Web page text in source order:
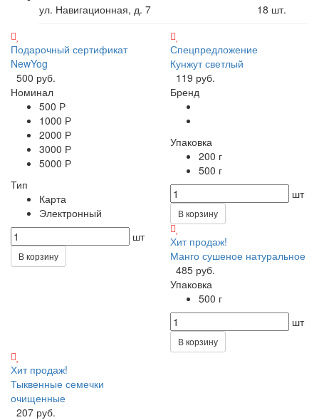
ул. Навигационная, д. 7 18 шт.
Подарочный сертификат
NewYog
500 руб.
Номинал
500 Р
1000 Р
2000 Р
3000 Р
5000 Р
Тип
Карта
Электронный
шт
В корзину
Спецпредложение
Кунжут светлый
119 руб.
Бренд
Упаковка
200 г
500 г
шт
В корзину
Хит продаж!
Манго сушеное натуральное
485 руб.
Упаковка
500 г
шт
В корзину
Хит продаж!
Тыквенные семечки
очищенные
207 руб.